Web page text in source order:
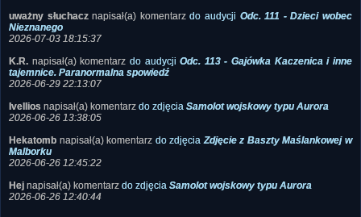
uważny słuchacz
napisał(a) komentarz do audycji
Nieznanego
K.R.napisał(a) komentarzdo audycji
Odc. 113 - Gajówka Kaczenica i inne
tajemnice. Paranormalna spowiedź
Ivelliosnapisał(a) komentarz do zdjęcia
Samolot wojskowy typu Aurora
Hekatomb
napisał(a) komentarz do zdjęcia
Zdjęcie z Baszty Maślankowej w
Malborku
Hejnapisał(a) komentarz do zdjęcia
Samolot wojskowy typu Aurora